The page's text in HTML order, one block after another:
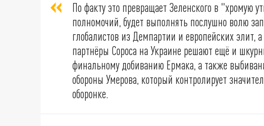
По факту это превращает Зеленского в "хромую
полномочий, будет выполнять послушно волю
глобалистов из Демпартии и европейских элит,
партнёры Сороса на Украине решают ещё и
финальному добиванию Ермака, а также
обороны Умерова, который контролирует
оборонке.